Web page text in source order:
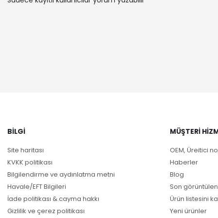
01 / -
RENAULT
OPEL |
NISSAN |
BILGI
Site haritası
KVKK politikası
Bilgilendirme ve aydınlatma metni
Havale/EFT Bilgileri
İade politikası & cayma hakkı
Gizlilik ve çerez politikası
MÜŞTERI
OEM, Üreitici
Haberler
Blog
Son
Ürün listesini
Yeni ürünler